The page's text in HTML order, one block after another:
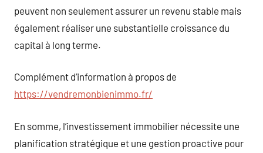
peuvent non seulement assurer un revenu stable mais
également réaliser une substantielle croissance du
capital à long terme.
Complément d’information à propos de
https://vendremonbienimmo.fr/
En somme, l’investissement immobilier nécessite une
planification stratégique et une gestion proactive pour